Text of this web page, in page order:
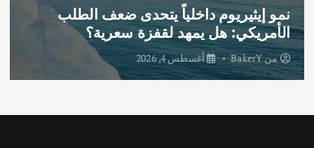
نمو إيثيريوم داخلياً يتحدى ضعف الطلب
الأمريكي: هل يمهد لقفزة سعرية؟
منBakerY أغسطس 4, 2026